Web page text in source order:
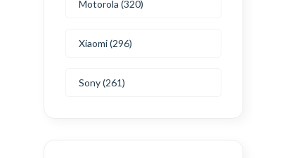
Motorola (320)
Xiaomi (296)
Sony (261)